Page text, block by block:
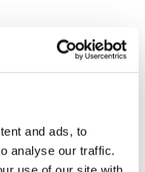
and ads, to
analyse our traffic.